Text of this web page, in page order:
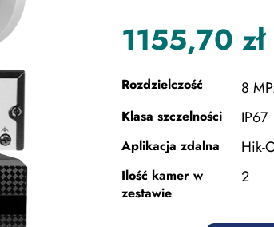
1155,70 zł
Rozdzielczość 8
Klasa szczelności IP67
Aplikacja zdalna Hik-
Ilość kamer w
zestawie
2